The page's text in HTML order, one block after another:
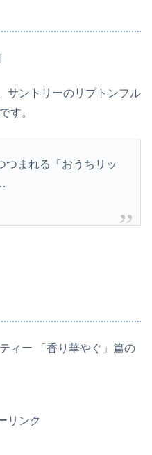
サントリーのリプトンフル
す。
つまれる「おうちリッ
ィー 「香り華やぐ」篇の
リンク